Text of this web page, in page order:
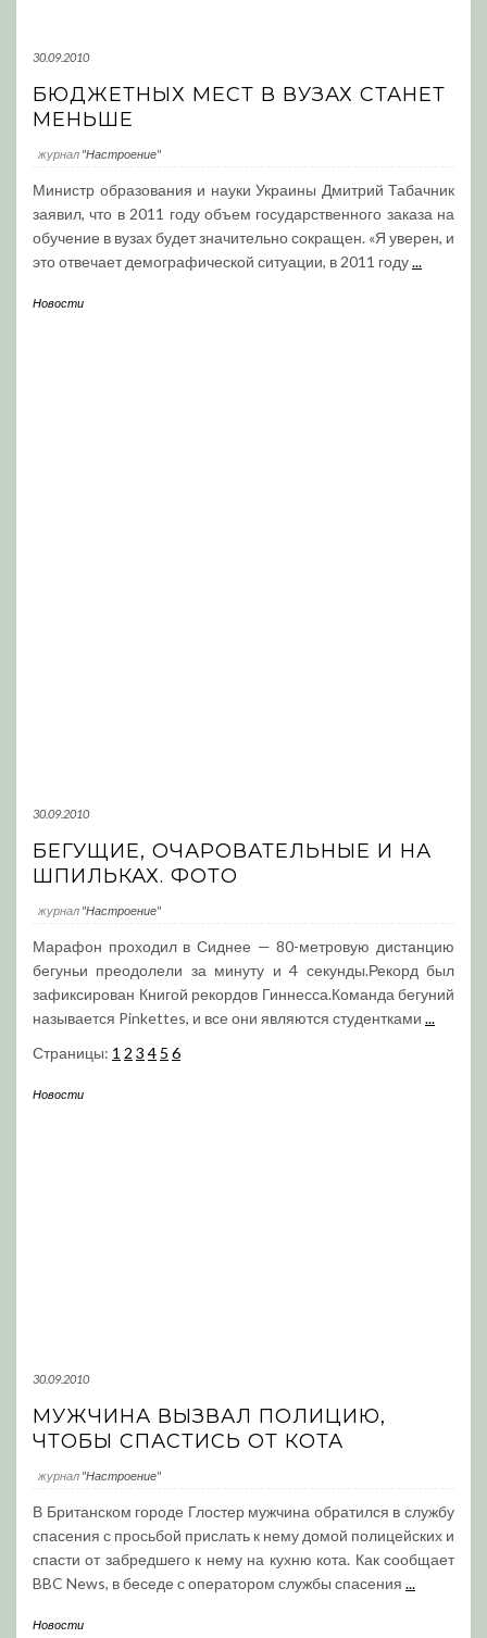
30.09.2010
БЮДЖЕТНЫХ МЕСТ В ВУЗАХ СТАНЕТ
МЕНЬШЕ
журнал "Настроение"
Министр образования и науки Украины Дмитрий Табачник
заявил, что в 2011 году объем государственного заказа на
обучение в вузах будет значительно сокращен. «Я уверен, и
это отвечает демографической ситуации, в 2011 году...
Новости
30.09.2010
БЕГУЩИЕ, ОЧАРОВАТЕЛЬНЫЕ И НА
ШПИЛЬКАХ. ФОТО
журнал "Настроение"
Марафон проходил в Сиднее — 80-метровую дистанцию
бегуньи преодолели за минуту и 4 секунды.Рекорд был
зафиксирован Книгой рекордов Гиннесса.Команда бегуний
называется Pinkettes, и все они являются студентками ...
Страницы: 1 2 3 4 5 6
Новости
30.09.2010
МУЖЧИНА ВЫЗВАЛ ПОЛИЦИЮ,
ЧТОБЫ СПАСТИСЬ ОТ КОТА
журнал "Настроение"
В Британском городе Глостер мужчина обратился в службу
спасения с просьбой прислать к нему домой полицейских и
спасти от забредшего к нему на кухню кота. Как сообщает
BBC News, в беседе с оператором службы спасения ...
Новости